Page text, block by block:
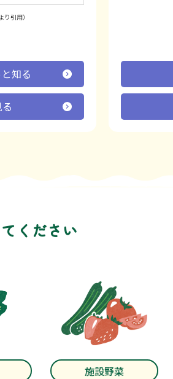
引用）
知る
ください
施設野菜